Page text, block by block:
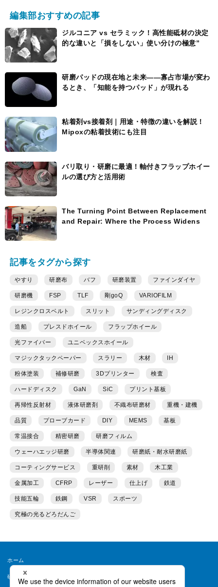
編集部おすすめの記事
ジルコニア vs セラミック！高性能砥材の決定
的な違いと「損をしない」使い分けの極意”
研磨パッドの現在地と未来――寡占市場が変わ
るとき、「知能を持つパッド」が現れる
粘着剤vs接着剤｜用途・特徴の違いを解説！
Mipoxの粘着技術にも注目
バリ取り・研磨に最適！軸付きフラップホイー
ルの選び方と活用術
The Turning Point Between Replacement
and Repair: Where the Process Widens
記事をタグから探す
やすり 研磨布 バフ 研磨装置 ファインダイヤ
研磨機 FSP TLF 剛goQ VARIOFILM
レジンクロスベルト スリット サンディングディスク
造船 プレスドホイール フラップホイール
光ファイバー ユニベックスホイール
マジックタックペーパー スラリー 木材 IH
粉体塗装 補修研磨 3Dプリンター 検査
ハードディスク GaN SiC プリント基板
再帰性反射材 液体研磨剤 不織布研磨材 重機・建機
品質 プローブカード DIY MEMS 基板
常温接合 精密研磨 研磨フィルム
ウェーハエッジ研磨 半導体関連 研磨紙・耐水研磨紙
コーティングサービス 重研削 素材 木工業
金属加工 CFRP レーザー 仕上げ 鉄道
技能五輪 鉄鋼 VSR スポーツ
究極の光るどろだんご
ホーム
研磨ラボとは